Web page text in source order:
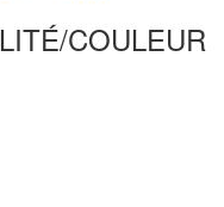
COULEUR